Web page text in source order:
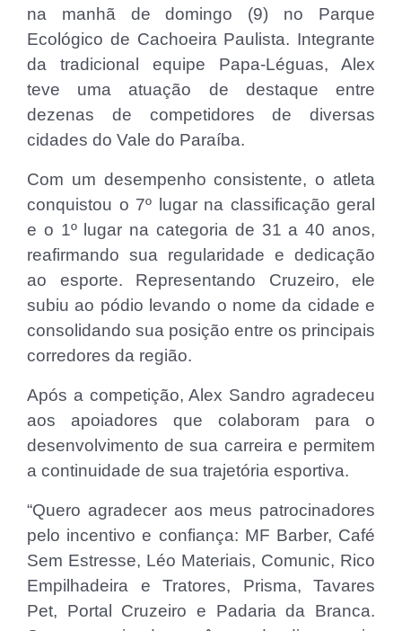
na manhã de domingo (9) no Parque
Ecológico de Cachoeira Paulista. Integrante
da tradicional equipe Papa-Léguas, Alex
teve uma atuação de destaque entre
dezenas de competidores de diversas
cidades do Vale do Paraíba.
Com um desempenho consistente, o atleta
conquistou o 7º lugar na classificação geral
e o 1º lugar na categoria de 31 a 40 anos,
reafirmando sua regularidade e dedicação
ao esporte. Representando Cruzeiro, ele
subiu ao pódio levando o nome da cidade e
consolidando sua posição entre os principais
corredores da região.
Após a competição, Alex Sandro agradeceu
aos apoiadores que colaboram para o
desenvolvimento de sua carreira e permitem
a continuidade de sua trajetória esportiva.
“Quero agradecer aos meus patrocinadores
pelo incentivo e confiança: MF Barber, Café
Sem Estresse, Léo Materiais, Comunic, Rico
Empilhadeira e Tratores, Prisma, Tavares
Pet, Portal Cruzeiro e Padaria da Branca.